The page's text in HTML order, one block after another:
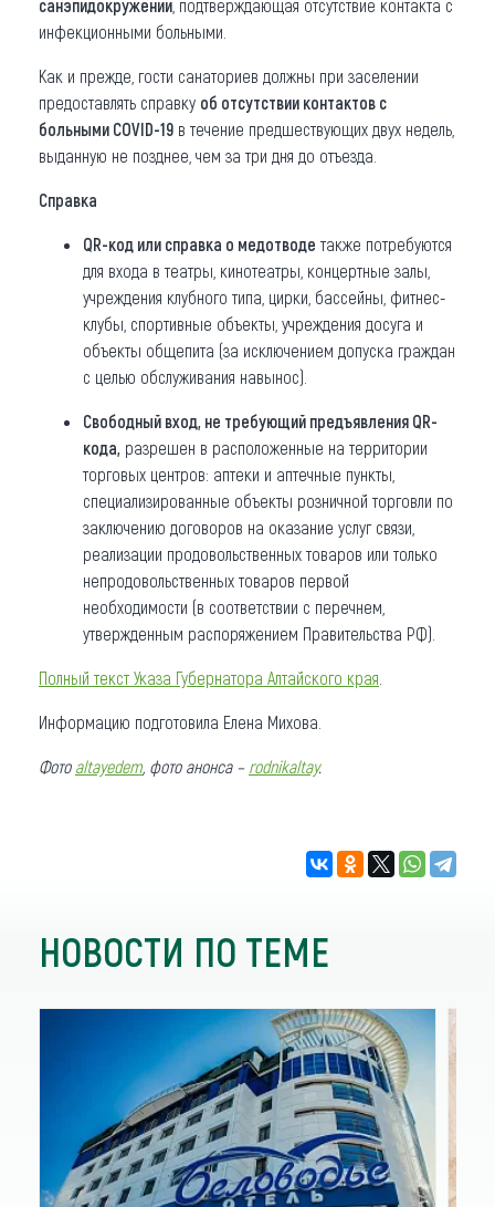
санэпидокружении , подтверждающая отсутствие контакта с
инфекционными больными.
Как и прежде, гости санаториев должны при заселении
предоставлять справку об отсутствии контактов с
больными COVID-19 в течение предшествующих двух недель,
выданную не позднее, чем за три дня до отъезда.
Справка
QR-код или справка о медотводе также потребуются
для входа в театры, кинотеатры, концертные залы,
учреждения клубного типа, цирки, бассейны, фитнес-
клубы, спортивные объекты, учреждения досуга и
объекты общепита (за исключением допуска граждан
с целью обслуживания навынос).
Свободный вход, не требующий предъявления QR-
кода, разрешен в расположенные на территории
торговых центров: аптеки и аптечные пункты,
специализированные объекты розничной торговли по
заключению договоров на оказание услуг связи,
реализации продовольственных товаров или только
непродовольственных товаров первой
необходимости (в соответствии с перечнем,
утвержденным распоряжением Правительства РФ).
Полный текст Указа Губернатора Алтайского края
Информацию подготовила Елена Михова.
Фото altayedem, фото анонса – rodnikaltay.
НОВОСТИ ПО ТЕМЕ